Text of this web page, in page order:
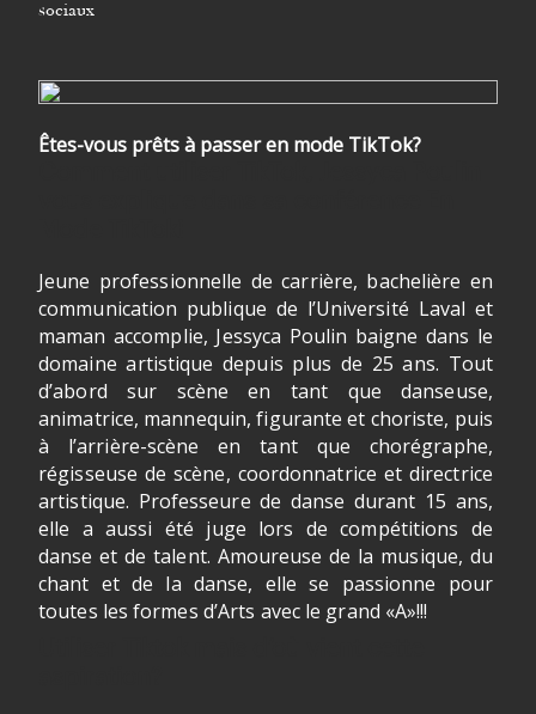
sociaux
Êtes-vous prêts à passer en mode TikTok?
Jeune professionnelle de carrière, bachelière en
communication publique de l’Université Laval et
maman accomplie, Jessyca Poulin baigne dans le
domaine artistique depuis plus de 25 ans. Tout
d’abord sur scène en tant que danseuse,
animatrice, mannequin, figurante et choriste, puis
à l’arrière-scène en tant que chorégraphe,
régisseuse de scène, coordonnatrice et directrice
artistique. Professeure de danse durant 15 ans,
elle a aussi été juge lors de compétitions de
danse et de talent. Amoureuse de la musique, du
chant et de la danse, elle se passionne pour
toutes les formes d’Arts avec le grand «A»!!!